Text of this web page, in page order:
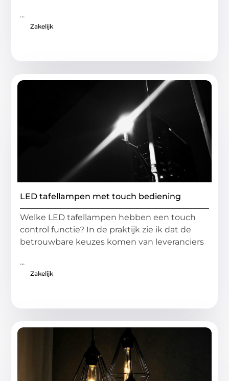
...
Zakelijk
LED tafellampen met touch bediening
Welke LED tafellampen hebben een touch
control functie? In de praktijk zie ik dat de
betrouwbare keuzes komen van leveranciers
...
Zakelijk